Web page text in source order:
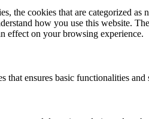
cookies that are categorized as
how you use this website.
effect on your browsing experience.
ensures basic functionalities